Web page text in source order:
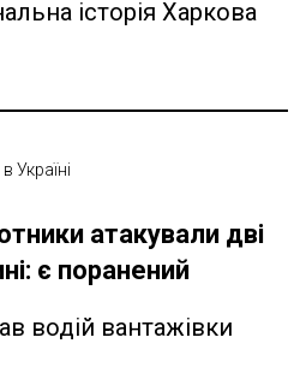
історія Харкова
Україні
атакували дві
є поранений
водій вантажівки